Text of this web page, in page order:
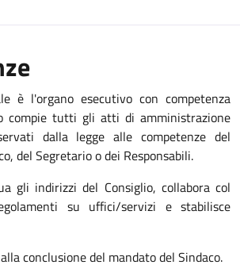
è l'organo esecutivo con competenza
compie tutti gli atti di amministrazione
dalla legge alle competenze del
del Segretario o dei Responsabili.
gli indirizzi del Consiglio, collabora col
su uffici/servizi e stabilisce
conclusione del mandato del Sindaco.